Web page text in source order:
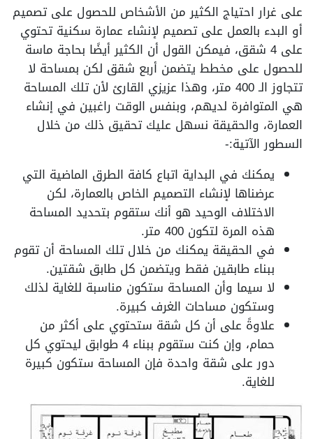
على غرار احتياج الكثير من الأشخاص للحصول على تصميم
أو البدء بالعمل على تصميم لإنشاء عمارة سكنية تحتوي
على 4 شقق، فيمكن القول أن الكثير أيضًا بحاجة ماسة
للحصول على مخطط يتضمن أربع شقق لكن بمساحة لا
تتجاوز الـ 400 متر، وهذا عزيزي القارئ لأن تلك المساحة
هي المتوافرة لديهم، وبنفس الوقت راغبين في إنشاء
العمارة، والحقيقة نسهل عليك تحقيق ذلك من خلال
السطور الآتية:-
يمكنك في البداية اتباع كافة الطرق الماضية التي
عرضناها لإنشاء التصميم الخاص بالعمارة، لكن
الاختلاف الوحيد هو أنك ستقوم بتحديد المساحة
هذه المرة لتكون 400 متر.
في الحقيقة يمكنك من خلال تلك المساحة أن تقوم
ببناء طابقين فقط ويتضمن كل طابق شقتين.
لا سيما وأن المساحة ستكون مناسبة للغاية لذلك
وستكون مساحات الغرف كبيرة.
علاوةً على أن كل شقة ستحتوي على أكثر من
حمام، وإن كنت ستقوم ببناء 4 طوابق ليحتوي كل
دور على شقة واحدة فإن المساحة ستكون كبيرة
للغاية.